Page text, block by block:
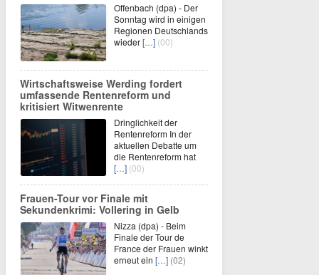
Offenbach (dpa) - Der
Sonntag wird in einigen
Regionen Deutschlands
wieder[…] (00)
Wirtschaftsweise Werding fordert
umfassende Rentenreform und
kritisiert Witwenrente
Dringlichkeit der
Rentenreform In der
aktuellen Debatte um
die Rentenreform hat
[…] (00)
Frauen-Tour vor Finale mit
Sekundenkrimi: Vollering in Gelb
Nizza (dpa) - Beim
Finale der Tour de
France der Frauen winkt
erneut ein […] (02)